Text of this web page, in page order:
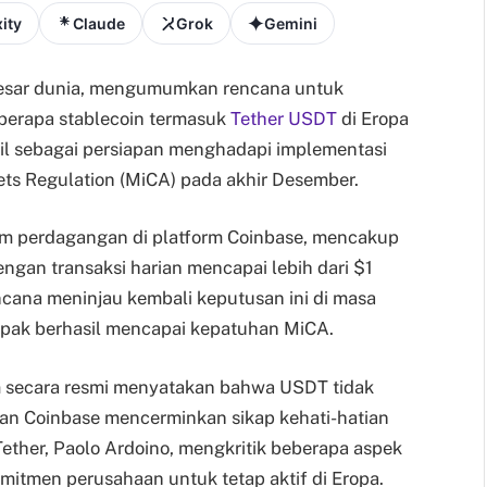
Claude Grok Gemini
dunia, mengumumkan rencana untuk
stablecoin termasukTether USDT di Eropa
sebagai persiapan menghadapi implementasi
Regulation (MiCA) pada akhir Desember.
perdagangan di platform Coinbase, mencakup
transaksi harian mencapai lebih dari $1
meninjau kembali keputusan ini di masa
berhasil mencapai kepatuhan MiCA.
resmi menyatakan bahwa USDT tidak
Coinbase mencerminkan sikap kehati-hatian
Paolo Ardoino, mengkritik beberapa aspek
perusahaan untuk tetap aktif di Eropa.